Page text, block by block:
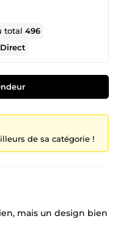
total496
de sa catégorie !
mais un design bien